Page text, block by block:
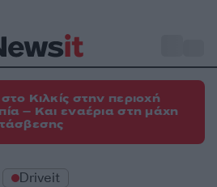
Κιλκίς στην περιοχή
– Και εναέρια στη μάχη
Driveit